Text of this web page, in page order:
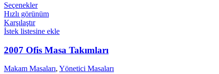
Seçenekler
Hızlı görünüm
Karşılaştır
İstek listesine ekle
2007 Ofis Masa Takımları
Makam Masaları, Yönetici Masaları